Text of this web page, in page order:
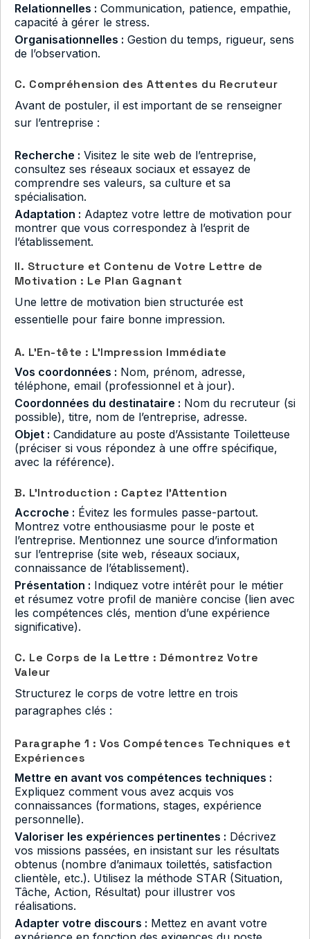
Relationnelles : Communication, patience, empathie,
capacité à gérer le stress.
Organisationnelles : Gestion du temps, rigueur, sens
de l’observation.
C. Compréhension des Attentes du Recruteur
Avant de postuler, il est important de se renseigner
sur l’entreprise :
Recherche : Visitez le site web de l’entreprise,
consultez ses réseaux sociaux et essayez de
comprendre ses valeurs, sa culture et sa
spécialisation.
Adaptation : Adaptez votre lettre de motivation pour
montrer que vous correspondez à l’esprit de
l’établissement.
II. Structure et Contenu de Votre Lettre de
Motivation : Le Plan Gagnant
Une lettre de motivation bien structurée est
essentielle pour faire bonne impression.
A. L’En-tête : L’Impression Immédiate
Vos coordonnées : Nom, prénom, adresse,
téléphone, email (professionnel et à jour).
Coordonnées du destinataire : Nom du recruteur (si
possible), titre, nom de l’entreprise, adresse.
Objet : Candidature au poste d’Assistante Toiletteuse
(préciser si vous répondez à une offre spécifique,
avec la référence).
B. L’Introduction : Captez l’Attention
Accroche : Évitez les formules passe-partout.
Montrez votre enthousiasme pour le poste et
l’entreprise. Mentionnez une source d’information
sur l’entreprise (site web, réseaux sociaux,
connaissance de l’établissement).
Présentation : Indiquez votre intérêt pour le métier
et résumez votre profil de manière concise (lien avec
les compétences clés, mention d’une expérience
significative).
C. Le Corps de la Lettre : Démontrez Votre
Valeur
Structurez le corps de votre lettre en trois
paragraphes clés :
Paragraphe 1 : Vos Compétences Techniques et
Expériences
Mettre en avant vos compétences techniques :
Expliquez comment vous avez acquis vos
connaissances (formations, stages, expérience
personnelle).
Valoriser les expériences pertinentes : Décrivez
vos missions passées, en insistant sur les résultats
obtenus (nombre d’animaux toilettés, satisfaction
clientèle, etc.). Utilisez la méthode STAR (Situation,
Tâche, Action, Résultat) pour illustrer vos
réalisations.
Adapter votre discours : Mettez en avant votre